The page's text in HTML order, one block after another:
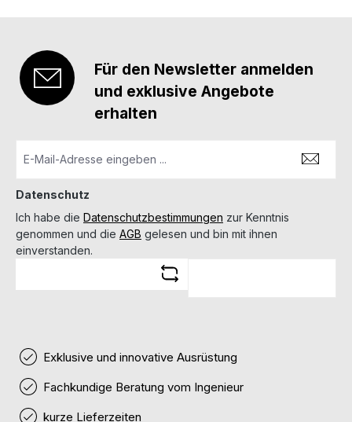
Für den Newsletter anmelden
und exklusive Angebote
erhalten
Datenschutz
Ich habe die Datenschutzbestimmungen zur Kenntnis
genommen und die AGB gelesen und bin mit ihnen
einverstanden.
Exklusive und innovative Ausrüstung
Fachkundige Beratung vom Ingenieur
kurze Lieferzeiten